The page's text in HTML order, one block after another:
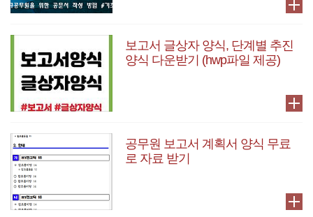
보고서 글상자 양식, 단계별 추진
양식 다운받기 (hwp파일 제공)
공무원 보고서 계획서 양식 무료
로 자료 받기